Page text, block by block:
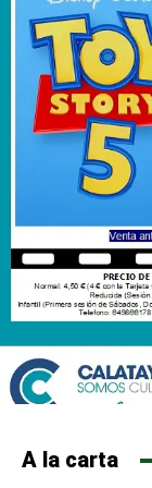
A la carta